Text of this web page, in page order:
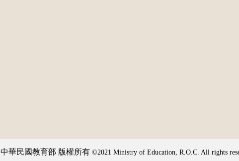
中華民國教育部 版權所有 ©2021 Ministry of Education, R.O.C. All rights